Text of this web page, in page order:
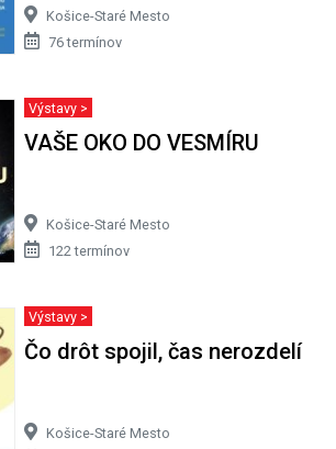
Košice-Staré Mesto
76 termínov
Výstavy >
VAŠE OKO DO VESMÍRU
Košice-Staré Mesto
122 termínov
Výstavy >
Čo drôt spojil, čas nerozdelí
Košice-Staré Mesto